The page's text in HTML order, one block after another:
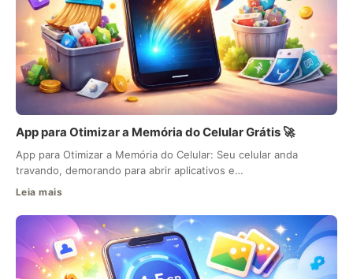
App para Otimizar a Memória do Celular Grátis 🚀
App para Otimizar a Memória do Celular: Seu celular anda
travando, demorando para abrir aplicativos e…
Leia mais